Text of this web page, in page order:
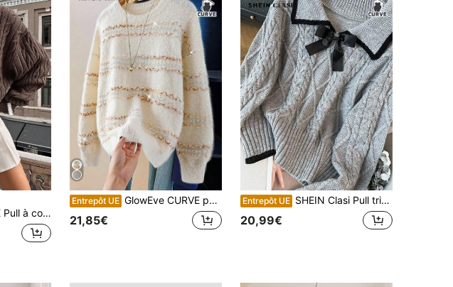
torsadé et bordure rayée, pour l'hiver
Entrepôt UE GlowEve CURVE pull élégant à col rond bicolore pour femme, à porter au quotidien
21,85€
Entrepôt UE SHEIN Clasi Pull tricoté à manches longues, col claudine gris élégant et luxueux, avec nœud papillon, coupe ajustée, taille grande, épais
20,99€